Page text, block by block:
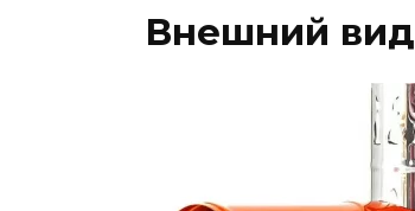
Внешний вид